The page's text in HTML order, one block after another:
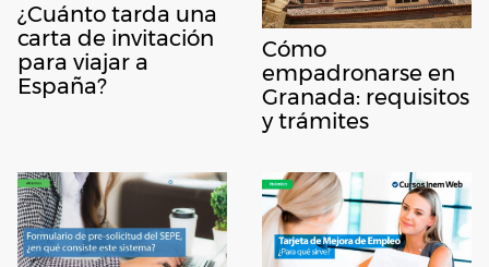
¿Cuánto tarda una
carta de invitación
para viajar a
España?
Cómo
empadronarse en
Granada: requisitos
y trámites